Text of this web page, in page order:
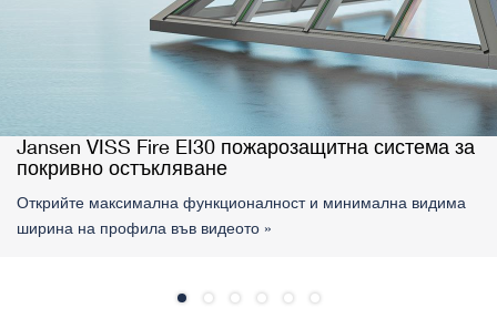
Jansen VISS Fire EI30 пожарозащитна система за
покривно остъкляване ​​​​
Открийте максимална функционалност и минимална видима
ширина на профила във видеото »
Next